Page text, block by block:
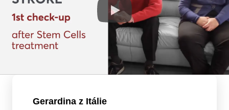
Gerardina z Itálie